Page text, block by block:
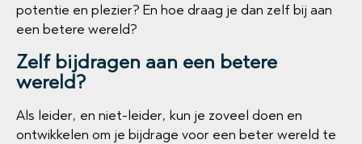
potentie en plezier? En hoe draag je dan zelf bij aan
een betere wereld?
Zelf bijdragen aan een betere
wereld?
Als leider, en niet-leider, kun je zoveel doen en
ontwikkelen om je bijdrage voor een beter wereld te